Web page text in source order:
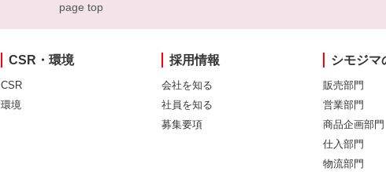
page top
CSR・環境
CSR
環境
採用情報
会社を知る
社員を知る
募集要項
シモジマ
販売部門
営業部門
商品企画部門
仕入部門
物流部門